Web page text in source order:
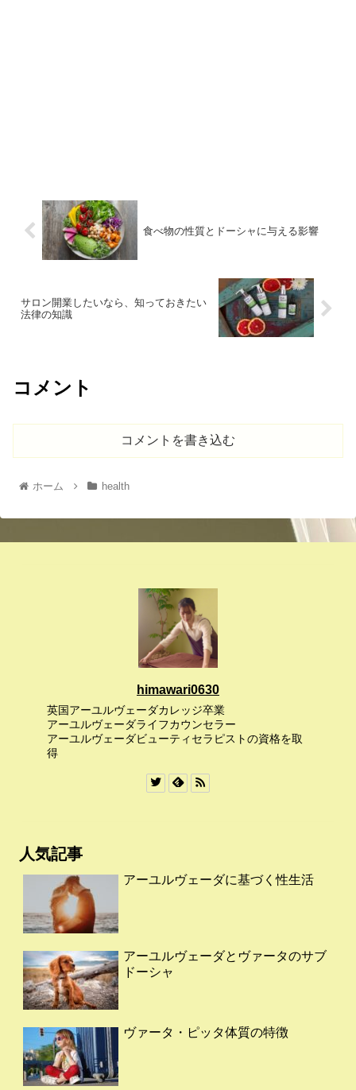
食べ物の性質とドーシャに与える影響
サロン開業したいなら、知っておきたい
法律の知識
コメント
コメントを書き込む
ホーム health
himawari0630
英国アーユルヴェーダカレッジ卒業
アーユルヴェーダライフカウンセラー
アーユルヴェーダビューティセラピストの資格を取
得
人気記事
アーユルヴェーダに基づく性生活
アーユルヴェーダとヴァータのサブ
ドーシャ
ヴァータ・ピッタ体質の特徴